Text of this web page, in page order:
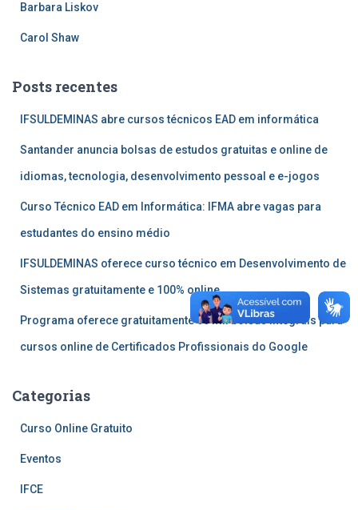
Barbara Liskov
Carol Shaw
Posts recentes
IFSULDEMINAS abre cursos técnicos EAD em informática
Santander anuncia bolsas de estudos gratuitas e online de
idiomas, tecnologia, desenvolvimento pessoal e e-jogos
Curso Técnico EAD em Informática: IFMA abre vagas para
estudantes do ensino médio
IFSULDEMINAS oferece curso técnico em Desenvolvimento de
Sistemas gratuitamente e 100% online
Programa oferece gratuitamente 60 mil bolsas integrais para
cursos online de Certificados Profissionais do Google
Categorias
Curso Online Gratuito
Eventos
IFCE